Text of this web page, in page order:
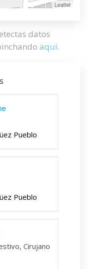
Leaflet
datos
aquí.
Pueblo
Pueblo
Cirujano